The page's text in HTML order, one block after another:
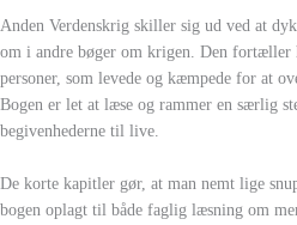
Anden Verdenskrig skiller sig ud ved at
om i andre bøger om krigen. Den fortæller
personer, som levede og kæmpede for at
Bogen er let at læse og rammer en særlig
begivenhederne til live.
De korte kapitler gør, at man nemt lige
bogen oplagt til både faglig læsning om